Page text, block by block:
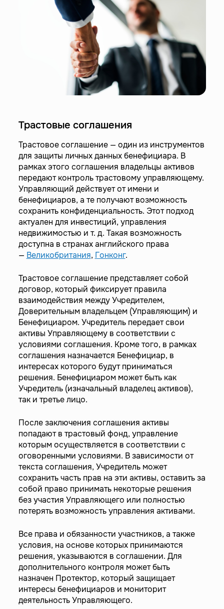
Трастовые соглашения
Трастовое соглашение — один из инструментов
для защиты личных данных бенефициара. В
рамках этого соглашения владельцы активов
передают контроль трастовому управляющему.
Управляющий действует от имени и
бенефициаров, а те получают возможность
сохранить конфиденциальность. Этот подход
актуален для инвестиций, управления
недвижимостью и т. д. Такая возможность
доступна в странах английского права
— Великобритания, Гонконг.
Трастовое соглашение представляет собой
договор, который фиксирует правила
взаимодействия между Учредителем,
Доверительным владельцем (Управляющим) и
Бенефициаром. Учредитель передает свои
активы Управляющему в соответствии с
условиями соглашения. Кроме того, в рамках
соглашения назначается Бенефициар, в
интересах которого будут приниматься
решения. Бенефициаром может быть как
Учредитель (изначальный владелец активов),
так и третье лицо.
После заключения соглашения активы
попадают в трастовый фонд, управление
которым осуществляется в соответствии с
оговоренными условиями. В зависимости от
текста соглашения, Учредитель может
сохранить часть прав на эти активы, оставить за
собой право принимать некоторые решения
без участия Управляющего или полностью
потерять возможность управления активами.
Все права и обязанности участников, а также
условия, на основе которых принимаются
решения, указываются в соглашении. Для
дополнительного контроля может быть
назначен Протектор, который защищает
интересы бенефициаров и мониторит
деятельность Управляющего.